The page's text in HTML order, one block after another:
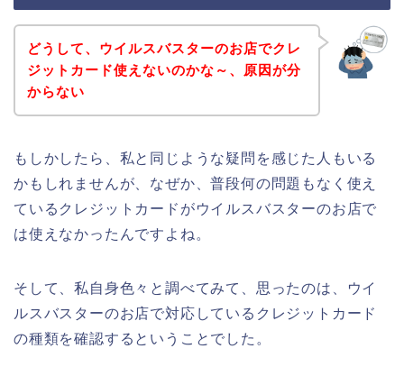
どうして、ウイルスバスターのお店でクレ
ジットカード使えないのかな～、原因が分
からない
もしかしたら、私と同じような疑問を感じた人もいる
かもしれませんが、なぜか、普段何の問題もなく使え
ているクレジットカードがウイルスバスターのお店で
は使えなかったんですよね。
そして、私自身色々と調べてみて、思ったのは、ウイ
ルスバスターのお店で対応しているクレジットカード
の種類を確認するということでした。